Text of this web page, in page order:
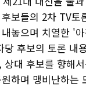
보들의 2차 TV토
놓으며 치열한 '
당 후보의 토론 내
상대 후보를 향해
하며 맹비난하는